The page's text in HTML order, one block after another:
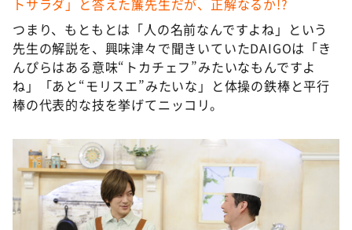
つまり、もともとは「人の名前なんですよね」という
先生の解説を、興味津々で聞きいていたDAIGOは「き
んぴらはある意味“トカチェフ”みたいなもんですよ
ね」「あと“モリスエ”みたいな」と体操の鉄棒と平行
棒の代表的な技を挙げてニッコリ。